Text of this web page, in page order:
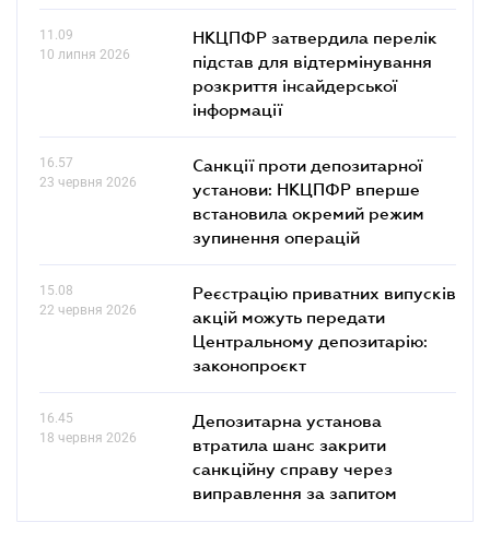
11.09
10 липня 2026
НКЦПФР затвердила перелік
підстав для відтермінування
розкриття інсайдерської
інформації
16.57
23 червня 2026
Санкції проти депозитарної
установи: НКЦПФР вперше
встановила окремий режим
зупинення операцій
15.08
22 червня 2026
Реєстрацію приватних випусків
акцій можуть передати
Центральному депозитарію:
законопроєкт
16.45
18 червня 2026
Депозитарна установа
втратила шанс закрити
санкційну справу через
виправлення за запитом